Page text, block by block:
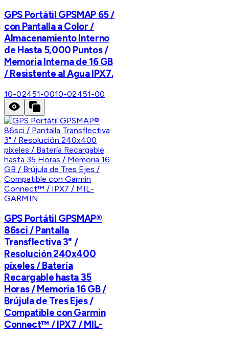
GPS Portátil GPSMAP 65 /
con Pantalla a Color /
Almacenamiento Interno
de Hasta 5,000 Puntos /
Memoria Interna de 16 GB
/ Resistente al Agua IPX7.
10-02451-0010-02451-00
GARMIN
GPS Portátil GPSMAP®
86sci / Pantalla
Transflectiva 3" /
Resolución 240x400
píxeles / Batería
Recargable hasta 35
Horas / Memoria 16 GB /
Brújula de Tres Ejes /
Compatible con Garmin
Connect™ / IPX7 / MIL-